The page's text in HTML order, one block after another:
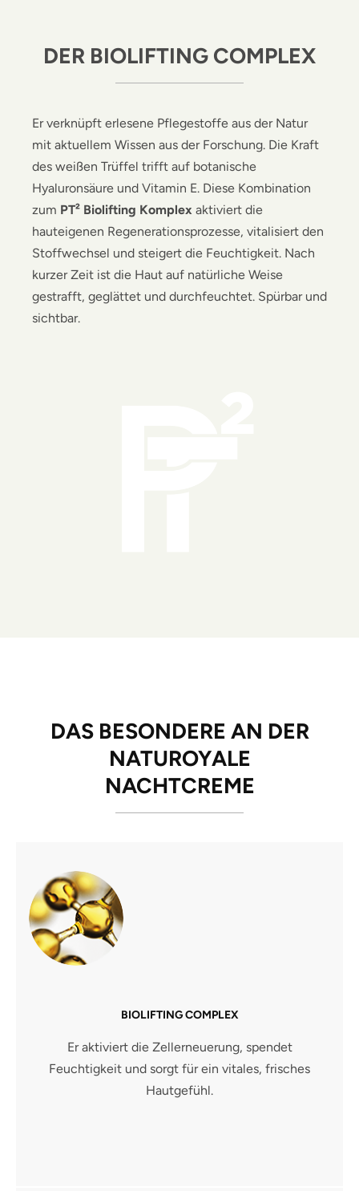
DER BIOLIFTING COMPLEX
Er verknüpft erlesene Pflegestoffe aus der Natur
mit aktuellem Wissen aus der Forschung. Die Kraft
des weißen Trüffel trifft auf botanische
Hyaluronsäure und Vitamin E. Diese Kombination
zum PT² Biolifting Komplex aktiviert die
hauteigenen Regenerationsprozesse, vitalisiert den
Stoffwechsel und steigert die Feuchtigkeit. Nach
kurzer Zeit ist die Haut auf natürliche Weise
gestrafft, geglättet und durchfeuchtet. Spürbar und
sichtbar.
DAS BESONDERE AN DER
NATUROYALE
NACHTCREME
BIOLIFTING COMPLEX
Er aktiviert die Zellerneuerung, spendet
Feuchtigkeit und sorgt für ein vitales, frisches
Hautgefühl.